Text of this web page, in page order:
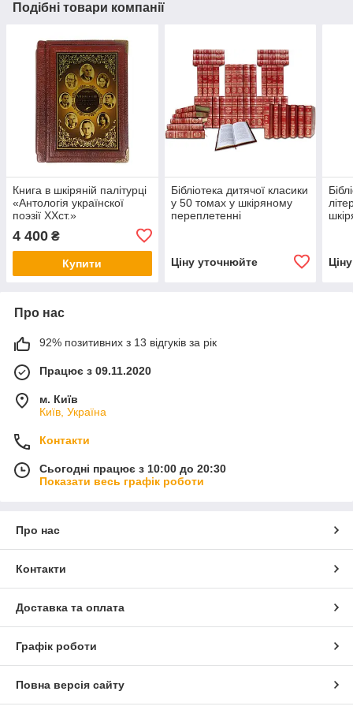
Подібні товари компанії
Книга в шкіряній палітурці
«Антологія українскої
поэзії ХХст.»
4 400 ₴
Купити
Бібліотека дитячої класики
у 50 томах у шкіряному
переплетенні
Ціну уточнюйте
Про нас
92% позитивних з 13 відгуків за рік
Працює з 09.11.2020
м. Київ
Київ, Україна
Контакти
Сьогодні працює з 10:00 до 20:30
Показати весь графік роботи
Про нас
Контакти
Доставка та оплата
Графік роботи
Повна версія сайту